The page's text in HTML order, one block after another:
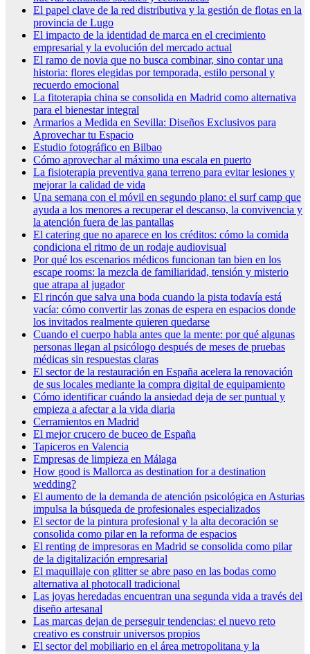
El papel clave de la red distributiva y la gestión de flotas en la
provincia de Lugo
El impacto de la identidad de marca en el crecimiento
empresarial y la evolución del mercado actual
El ramo de novia que no busca combinar, sino contar una
historia: flores elegidas por temporada, estilo personal y
recuerdo emocional
La fitoterapia china se consolida en Madrid como alternativa
para el bienestar integral
Armarios a Medida en Sevilla: Diseños Exclusivos para
Aprovechar tu Espacio
Estudio fotográfico en Bilbao
Cómo aprovechar al máximo una escala en puerto
La fisioterapia preventiva gana terreno para evitar lesiones y
mejorar la calidad de vida
Una semana con el móvil en segundo plano: el surf camp que
ayuda a los menores a recuperar el descanso, la convivencia y
la atención fuera de las pantallas
El catering que no aparece en los créditos: cómo la comida
condiciona el ritmo de un rodaje audiovisual
Por qué los escenarios médicos funcionan tan bien en los
escape rooms: la mezcla de familiaridad, tensión y misterio
que atrapa al jugador
El rincón que salva una boda cuando la pista todavía está
vacía: cómo convertir las zonas de espera en espacios donde
los invitados realmente quieren quedarse
Cuando el cuerpo habla antes que la mente: por qué algunas
personas llegan al psicólogo después de meses de pruebas
médicas sin respuestas claras
El sector de la restauración en España acelera la renovación
de sus locales mediante la compra digital de equipamiento
Cómo identificar cuándo la ansiedad deja de ser puntual y
empieza a afectar a la vida diaria
Cerramientos en Madrid
El mejor crucero de buceo de España
Tapiceros en Valencia
Empresas de limpieza en Málaga
How good is Mallorca as destination for a destination
wedding?
El aumento de la demanda de atención psicológica en Asturias
impulsa la búsqueda de profesionales especializados
El sector de la pintura profesional y la alta decoración se
consolida como pilar en la reforma de espacios
El renting de impresoras en Madrid se consolida como pilar
de la digitalización empresarial
El maquillaje con glitter se abre paso en las bodas como
alternativa al photocall tradicional
Las joyas heredadas encuentran una segunda vida a través del
diseño artesanal
Las marcas dejan de perseguir tendencias: el nuevo reto
creativo es construir universos propios
El sector del mobiliario en el área metropolitana y la